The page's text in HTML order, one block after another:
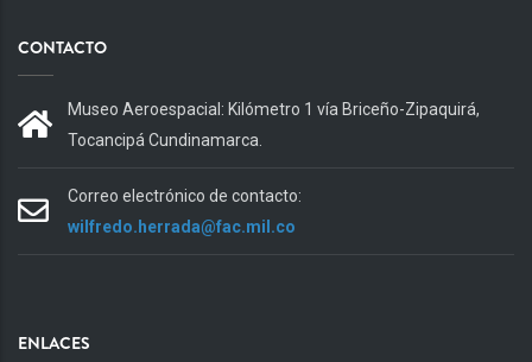
CONTACTO
Museo Aeroespacial: Kilómetro 1 vía Briceño-Zipaquirá,
Tocancipá Cundinamarca.
Correo electrónico de contacto:
wilfredo.herrada@fac.mil.co
ENLACES